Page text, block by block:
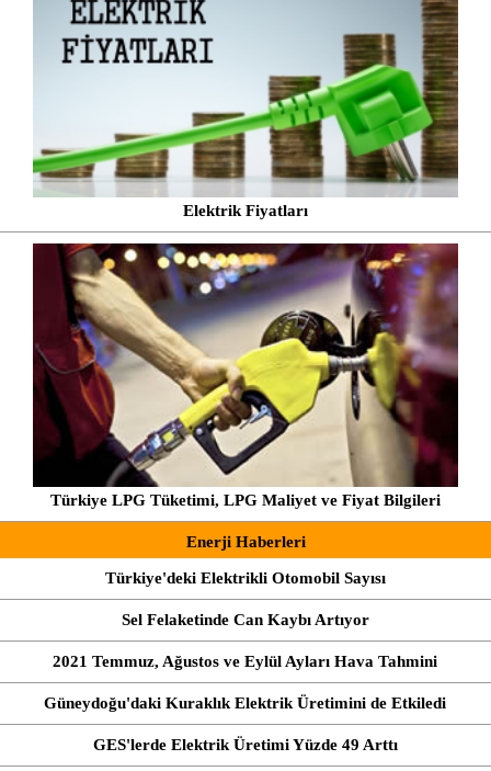
Elektrik Fiyatları
Türkiye LPG Tüketimi, LPG Maliyet ve Fiyat Bilgileri
Enerji Haberleri
Türkiye'deki Elektrikli Otomobil Sayısı
Sel Felaketinde Can Kaybı Artıyor
2021 Temmuz, Ağustos ve Eylül Ayları Hava Tahmini
Güneydoğu'daki Kuraklık Elektrik Üretimini de Etkiledi
GES'lerde Elektrik Üretimi Yüzde 49 Arttı